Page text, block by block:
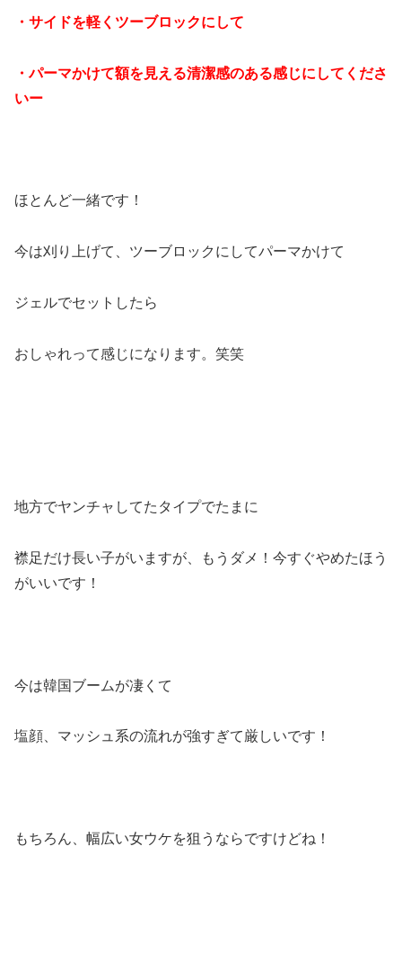
・サイドを軽くツーブロックにして
・パーマかけて額を見える清潔感のある感じにしてくださ
いー
ほとんど一緒です！
今は刈り上げて、ツーブロックにしてパーマかけて
ジェルでセットしたら
おしゃれって感じになります。笑笑
地方でヤンチャしてたタイプでたまに
襟足だけ長い子がいますが、もうダメ！今すぐやめたほう
がいいです！
今は韓国ブームが凄くて
塩顔、マッシュ系の流れが強すぎて厳しいです！
もちろん、幅広い女ウケを狙うならですけどね！